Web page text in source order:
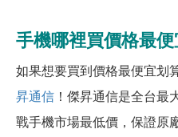
手機哪裡買價格最
如果想要買到價格最便宜划
昇通信 ！傑昇通信是全台
戰手機市場最低價，保證原